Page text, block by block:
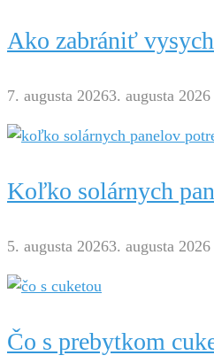
Ako zabrániť
7. augusta 20263. augusta 2026
Koľko solárnych
5. augusta 20263. augusta 2026
Čo s prebytkom